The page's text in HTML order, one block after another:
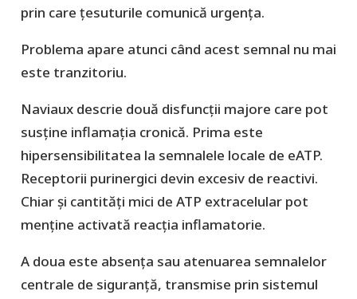
prin care țesuturile comunică urgența.
Problema apare atunci când acest semnal nu mai
este tranzitoriu.
Naviaux descrie două disfuncții majore care pot
susține inflamația cronică. Prima este
hipersensibilitatea la semnalele locale de eATP.
Receptorii purinergici devin excesiv de reactivi.
Chiar și cantități mici de ATP extracelular pot
menține activată reacția inflamatorie.
A doua este absența sau atenuarea semnalelor
centrale de siguranță, transmise prin sistemul